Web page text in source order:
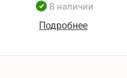
В наличии
Подробнее